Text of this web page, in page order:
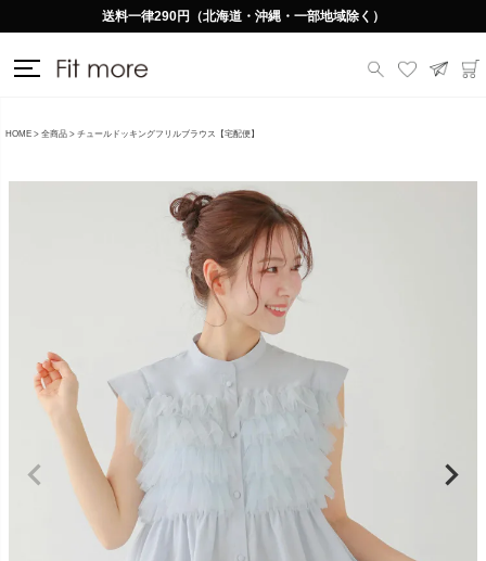
送料一律290円（北海道・沖縄・一部地域除く）
HOME 全商品 チュールドッキングフリルブラウス【宅配便】